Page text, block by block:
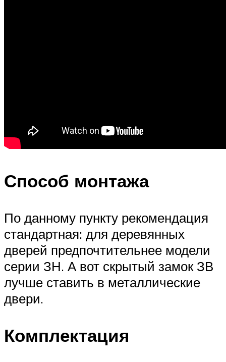
Способ монтажа
По данному пункту рекомендация
стандартная: для деревянных
дверей предпочтительнее модели
серии ЗН. А вот скрытый замок ЗВ
лучше ставить в металлические
двери.
Комплектация